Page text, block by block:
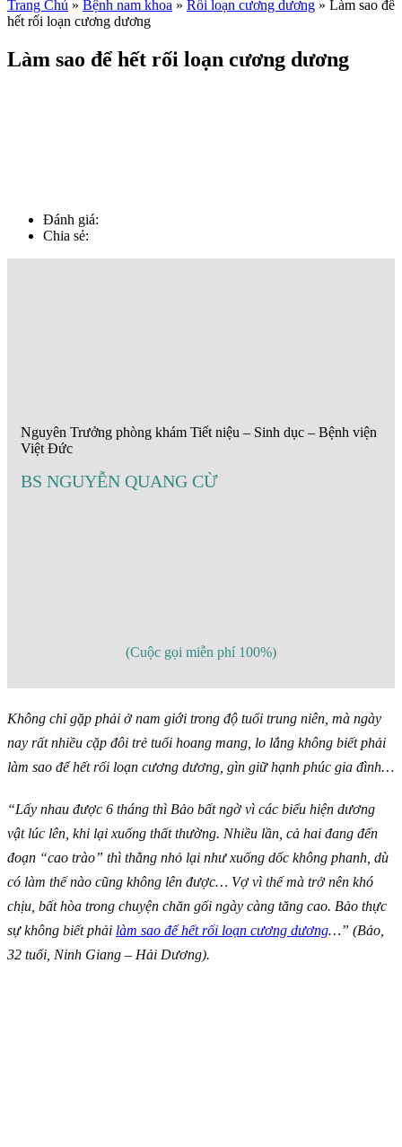
Trang Chủ » Bệnh nam khoa » Rối loạn cương dương » Làm sao để
hết rối loạn cương dương
Làm sao để hết rối loạn cương dương
Đánh giá:
Chia sẻ:
Nguyên Trưởng phòng khám Tiết niệu – Sinh dục – Bệnh viện
Việt Đức
BS NGUYỄN QUANG CỪ
(Cuộc gọi miễn phí 100%)
Không chỉ gặp phải ở nam giới trong độ tuổi trung niên, mà ngày
nay rất nhiều cặp đôi trẻ tuổi hoang mang, lo lắng không biết phải
làm sao để hết rối loạn cương dương, gìn giữ hạnh phúc gia đình…
“Lấy nhau được 6 tháng thì Bảo bất ngờ vì các biểu hiện dương
vật lúc lên, khi lại xuống thất thường. Nhiều lần, cả hai đang đến
đoạn “cao trào” thì thằng nhỏ lại như xuống dốc không phanh, dù
có làm thế nào cũng không lên được… Vợ vì thế mà trở nên khó
chịu, bất hòa trong chuyện chăn gối ngày càng tăng cao. Bảo thực
sự không biết phải làm sao để hết rối loạn cương dương…” (Bảo,
32 tuổi, Ninh Giang – Hải Dương).